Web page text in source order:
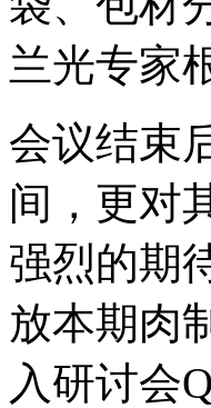
兰光专家
会议结束
间，更对
强烈的期
放本期肉
入研讨会